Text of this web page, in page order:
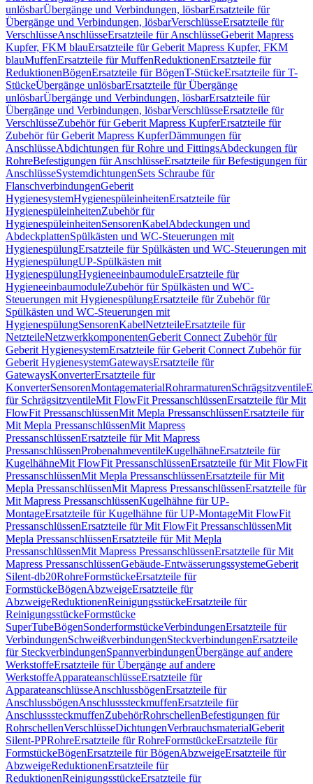
unlösbarÜbergänge und Verbindungen, lösbarErsatzteile für
Übergänge und Verbindungen, lösbarVerschlüsseErsatzteile für
VerschlüsseAnschlüsseErsatzteile für AnschlüsseGeberit Mapress
Kupfer, FKM blauErsatzteile für Geberit Mapress Kupfer, FKM
blauMuffenErsatzteile für MuffenReduktionenErsatzteile für
ReduktionenBögenErsatzteile für BögenT-StückeErsatzteile für T-
StückeÜbergänge unlösbarErsatzteile für Übergänge
unlösbarÜbergänge und Verbindungen, lösbarErsatzteile für
Übergänge und Verbindungen, lösbarVerschlüsseErsatzteile für
VerschlüsseZubehör für Geberit Mapress KupferErsatzteile für
Zubehör für Geberit Mapress KupferDämmungen für
AnschlüsseAbdichtungen für Rohre und FittingsAbdeckungen für
RohreBefestigungen für AnschlüsseErsatzteile für Befestigungen für
AnschlüsseSystemdichtungenSets Schraube für
FlanschverbindungenGeberit
HygienesystemHygienespüleinheitenErsatzteile für
HygienespüleinheitenZubehör für
HygienespüleinheitenSensorenKabelAbdeckungen und
AbdeckplattenSpülkästen und WC-Steuerungen mit
HygienespülungErsatzteile für Spülkästen und WC-Steuerungen mit
HygienespülungUP-Spülkästen mit
HygienespülungHygieneeinbaumoduleErsatzteile für
HygieneeinbaumoduleZubehör für Spülkästen und WC-
Steuerungen mit HygienespülungErsatzteile für Zubehör für
Spülkästen und WC-Steuerungen mit
HygienespülungSensorenKabelNetzteileErsatzteile für
NetzteileNetzwerkkomponentenGeberit Connect Zubehör für
Geberit HygienesystemErsatzteile für Geberit Connect Zubehör für
Geberit HygienesystemGatewaysErsatzteile für
GatewaysKonverterErsatzteile für
KonverterSensorenMontagematerialRohrarmaturenSchrägsitzventile
für SchrägsitzventileMit FlowFit PressanschlüssenErsatzteile für Mit
FlowFit PressanschlüssenMit Mepla PressanschlüssenErsatzteile für
Mit Mepla PressanschlüssenMit Mapress
PressanschlüssenErsatzteile für Mit Mapress
PressanschlüssenProbenahmeventileKugelhähneErsatzteile für
KugelhähneMit FlowFit PressanschlüssenErsatzteile für Mit FlowFit
PressanschlüssenMit Mepla PressanschlüssenErsatzteile für Mit
Mepla PressanschlüssenMit Mapress PressanschlüssenErsatzteile für
Mit Mapress PressanschlüssenKugelhähne für UP-
MontageErsatzteile für Kugelhähne für UP-MontageMit FlowFit
PressanschlüssenErsatzteile für Mit FlowFit PressanschlüssenMit
Mepla PressanschlüssenErsatzteile für Mit Mepla
PressanschlüssenMit Mapress PressanschlüssenErsatzteile für Mit
Mapress PressanschlüssenGebäude-EntwässerungssystemeGeberit
Silent-db20RohreFormstückeErsatzteile für
FormstückeBögenAbzweigeErsatzteile für
AbzweigeReduktionenReinigungsstückeErsatzteile für
ReinigungsstückeFormstücke
SuperTubeBögenSonderformstückeVerbindungenErsatzteile für
VerbindungenSchweißverbindungenSteckverbindungenErsatzteile
für SteckverbindungenSpannverbindungenÜbergänge auf andere
WerkstoffeErsatzteile für Übergänge auf andere
WerkstoffeApparateanschlüsseErsatzteile für
ApparateanschlüsseAnschlussbögenErsatzteile für
AnschlussbögenAnschlusssteckmuffenErsatzteile für
AnschlusssteckmuffenZubehörRohrschellenBefestigungen für
RohrschellenVerschlüsseDichtungenVerbrauchsmaterialGeberit
Silent-PPRohreErsatzteile für RohreFormstückeErsatzteile für
FormstückeBögenErsatzteile für BögenAbzweigeErsatzteile für
AbzweigeReduktionenErsatzteile für
ReduktionenReinigungsstückeErsatzteile für